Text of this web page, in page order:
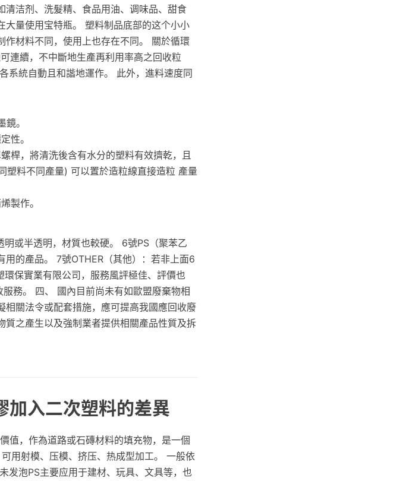
洁剂、洗髮精、食品用油、调味品、甜食
大量使用宝特瓶。 塑料制品底部的这个小小
作材料不同，使用上也存在不同。 關於循環
連續，不中斷地生產再利用率高之回收粒
系統自動且和諧地運作。 此外，進料速度同
。
性。
桿，將清洗後含有水分的塑料有效擠乾，且
料不同產量) 可以置於造粒線直接造粒 產量
製作。
或半透明，材質也較硬。 6號PS（聚苯乙
的產品。 7號OTHER（其他）：若非上面6
保實業有限公司，服務風評極佳、評價也
務。 四、 國內目前尚未有如歐盟廢棄物相
關法令或配套措施，應可提高我國應回收廢
之產生以及強制業者提供相關產品性質及拆
加入二次塑料的差異
值，作為道路或石磚材料的填充物，是一個
用射模、压模、挤压、热成型加工。 一般依
发泡PS主要应用于建材、玩具、文具等，也